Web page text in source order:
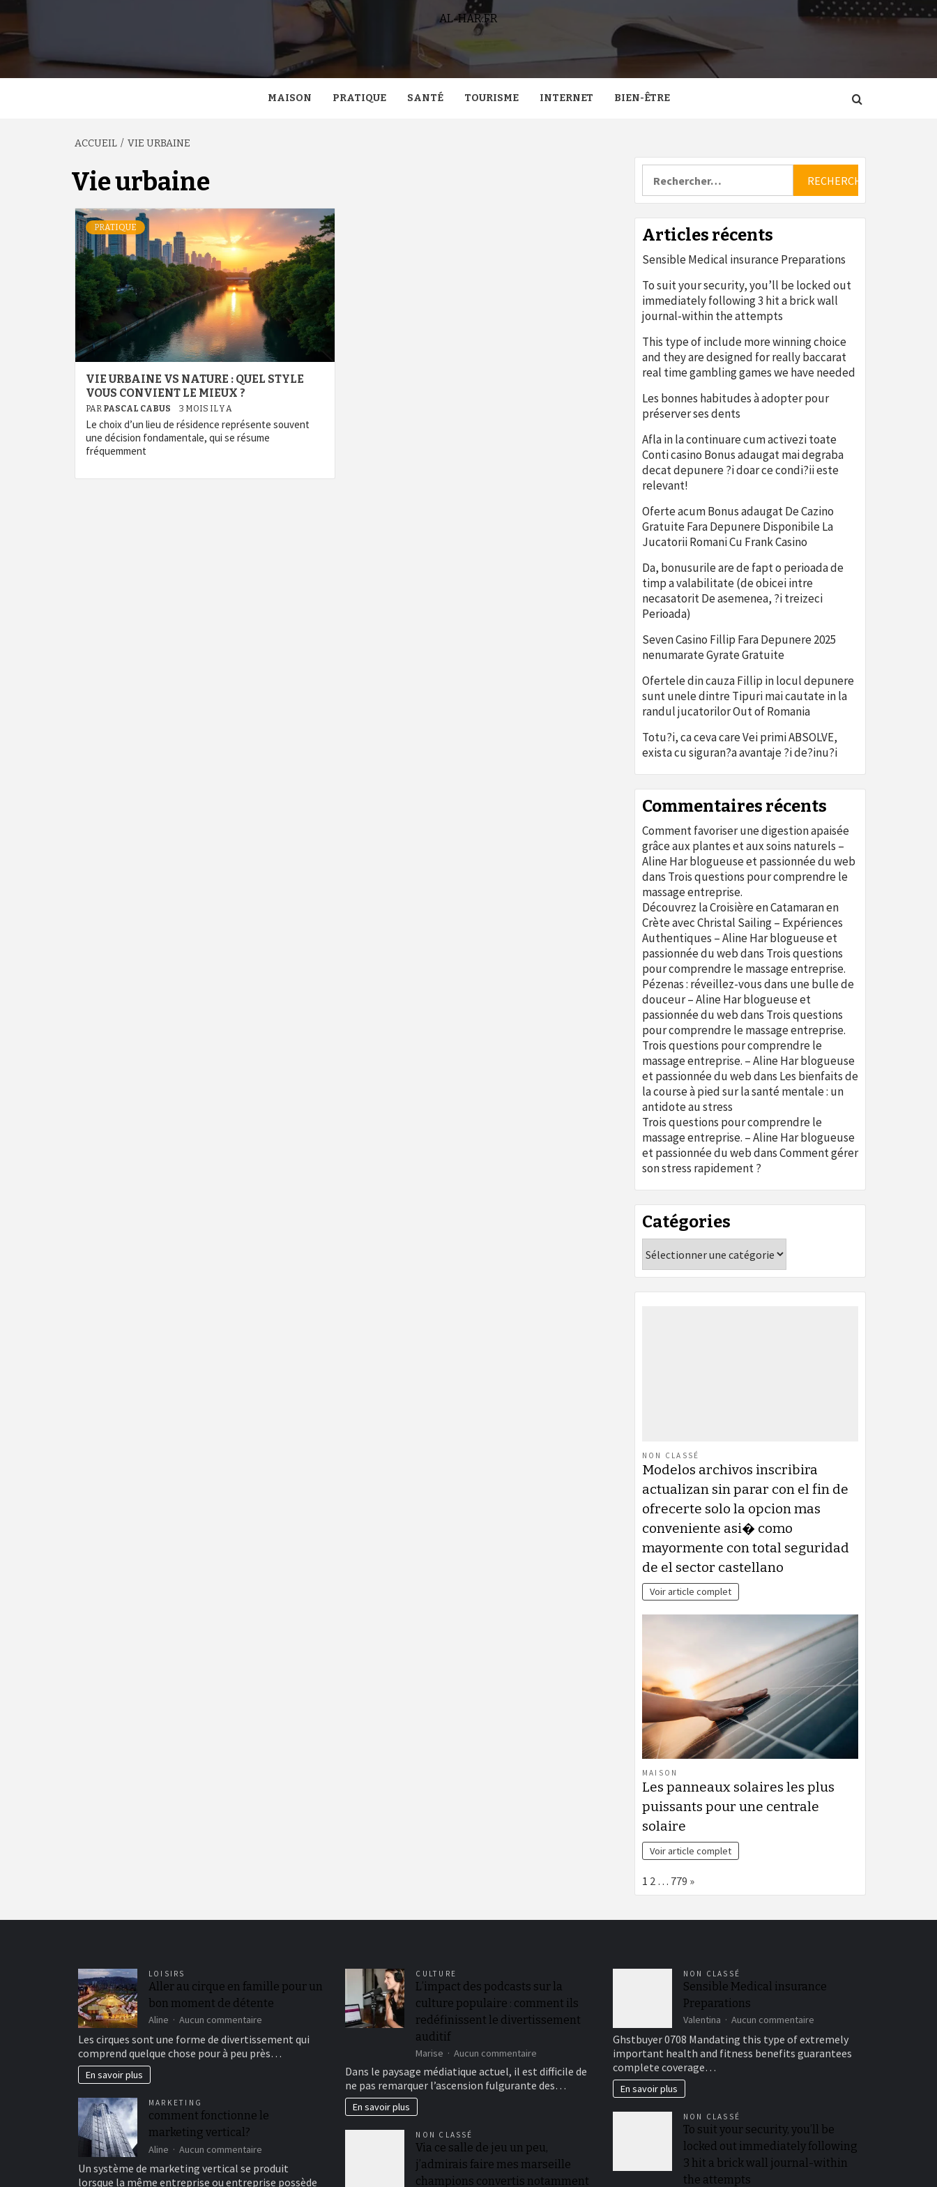
AL-HAR.FR
MAISON PRATIQUE SANTÉ TOURISME INTERNET BIEN-ÊTRE
ACCUEIL VIE URBAINE
Vie urbaine
PRATIQUE
VIE URBAINE VS NATURE : QUEL STYLE
VOUS CONVIENT LE MIEUX ?
PAR PASCAL CABUS 3 MOIS IL Y A
Le choix d’un lieu de résidence représente souvent
une décision fondamentale, qui se résume
fréquemment
Articles récents
Sensible Medical insurance Preparations
To suit your security, you’ll be locked out
immediately following 3 hit a brick wall
journal-within the attempts
This type of include more winning choice
and they are designed for really baccarat
real time gambling games we have needed
Les bonnes habitudes à adopter pour
préserver ses dents
Afla in la continuare cum activezi toate
Conti casino Bonus adaugat mai degraba
decat depunere ?i doar ce condi?ii este
relevant!
Oferte acum Bonus adaugat De Cazino
Gratuite Fara Depunere Disponibile La
Jucatorii Romani Cu Frank Casino
Da, bonusurile are de fapt o perioada de
timp a valabilitate (de obicei intre
necasatorit De asemenea, ?i treizeci
Perioada)
Seven Casino Fillip Fara Depunere 2025
nenumarate Gyrate Gratuite
Ofertele din cauza Fillip in locul depunere
sunt unele dintre Tipuri mai cautate in la
randul jucatorilor Out of Romania
Totu?i, ca ceva care Vei primi ABSOLVE,
exista cu siguran?a avantaje ?i de?inu?i
Commentaires récents
Comment favoriser une digestion apaisée
grâce aux plantes et aux soins naturels –
Aline Har blogueuse et passionnée du web
dans Trois questions pour comprendre le
massage entreprise.
Découvrez la Croisière en Catamaran en
Crète avec Christal Sailing – Expériences
Authentiques – Aline Har blogueuse et
passionnée du webdans Trois questions
pour comprendre le massage entreprise.
Pézenas : réveillez-vous dans une bulle de
douceur – Aline Har blogueuse et
passionnée du webdans Trois questions
pour comprendre le massage entreprise.
Trois questions pour comprendre le
massage entreprise. – Aline Har blogueuse
et passionnée du webdans Les bienfaits de
la course à pied sur la santé mentale : un
antidote au stress
Trois questions pour comprendre le
massage entreprise. – Aline Har blogueuse
et passionnée du webdansComment gérer
son stress rapidement ?
Catégories
NON CLASSÉ
Modelos archivos inscribira
actualizan sin parar con el fin de
ofrecerte solo la opcion mas
conveniente asi� como
mayormente con total seguridad
de el sector castellano
Voir article complet
MAISON
Les panneaux solaires les plus
puissants pour une centrale
solaire
Voir article complet
Page:
1 2 … 779 Next
»
LOISIRS
Aller au cirque en famille pour un
bon moment de détente
Aline Aucun commentaire
au
cirque
bon
Les cirques sont une forme de divertissement qui
comprend quelque chose pour à peu près…
En savoir plus
MARKETING
comment fonctionne le
marketing vertical?
Aline Aucun commentaire
fonctionne
Un système de marketing vertical se produit
lorsque la même entreprise ou entreprise possède
CULTURE
L’impact des podcasts sur la
culture populaire : comment ils
redéfinissent le divertissement
auditif
Marise Aucun commentaire
L’impact
des
podcasts
:
comment
ils
Dans le paysage médiatique actuel, il est difficile de
ne pas remarquer l’ascension fulgurante des…
En savoir plus
NON CLASSÉ
Via ce salle de jeu un peu,
j’admirais faire mes marseille
champions convertis notamment
NON CLASSÉ
Sensible Medical insurance
Preparations
Valentina Aucun commentairesur
Medical
insurance
Ghstbuyer 0708 Mandating this type of extremely
important health and fitness benefits guarantees
complete coverage…
En savoir plus
NON CLASSÉ
To suit your security, you’ll be
locked out immediately following
3 hit a brick wall journal-within
the attempts